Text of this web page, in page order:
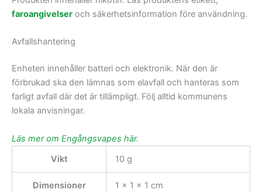
faroangivelser och säkerhetsinformation före användning.
Avfallshantering
Enheten innehåller batteri och elektronik. När den är
förbrukad ska den lämnas som elavfall och hanteras som
farligt avfall där det är tillämpligt. Följ alltid kommunens
lokala anvisningar.
Läs mer om Engångsvapes här.
Vikt
10 g
Dimensioner 1 × 1 × 1 cm